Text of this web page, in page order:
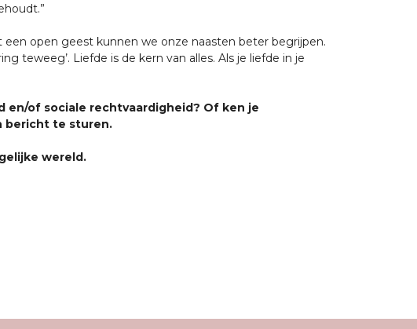
open geest kunnen we onze naasten beter begrijpen.
teweeg’. Liefde is de kern van alles. Als je liefde in je
en/of sociale rechtvaardigheid? Of ken je
bericht te sturen.
wereld.